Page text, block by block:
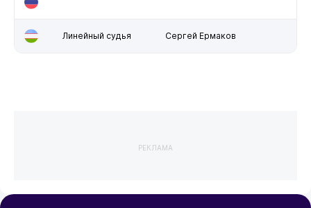
Линейный судья Сергей Ермаков
РЕКЛАМА